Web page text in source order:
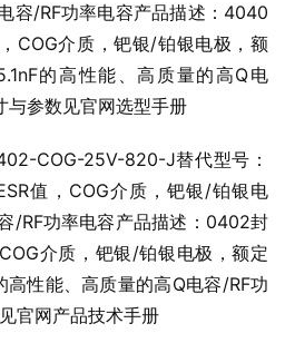
容/RF功率电容产品描述：4040
COG介质，钯银/铂银电极，额
的高性能、高质量的高Q电
与参数见官网选型手册
COG-25V-820-J替代型号：
值，COG介质，钯银/铂银电
/RF功率电容产品描述：0402封
介质，钯银/铂银电极，额定
性能、高质量的高Q电容/RF功
官网产品技术手册